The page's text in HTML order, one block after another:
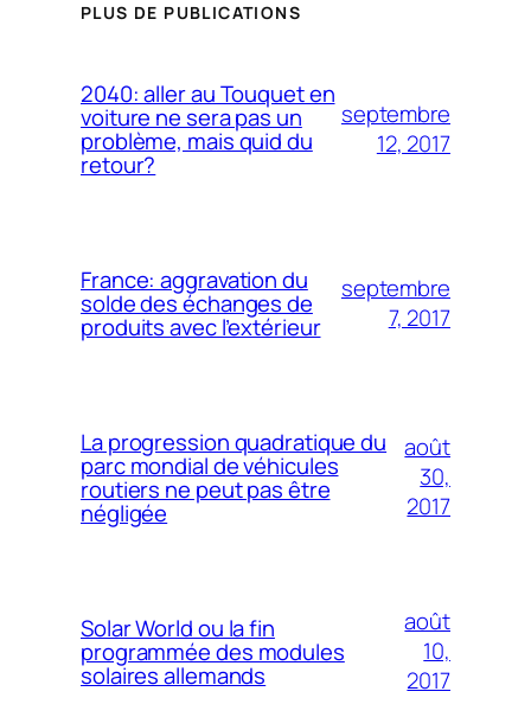
PLUS DE PUBLICATIONS
2040: aller au Touquet en
voiture ne sera pas un
problème, mais quid du
retour?
septembre
12, 2017
France: aggravation du
solde des échanges de
produits avec l’extérieur
septembre
7, 2017
La progression quadratique du
parc mondial de véhicules
routiers ne peut pas être
négligée
août
30,
2017
Solar World ou la fin
programmée des modules
solaires allemands
août
10,
2017